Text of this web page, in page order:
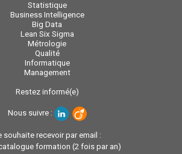
Statistique
Business Intelligence
Big Data
Lean Six Sigma
Métrologie
Qualité
Informatique
Management
Restez informé(e)
Nous suivre :
souhaite recevoir par email :
formation (2 fois par an)